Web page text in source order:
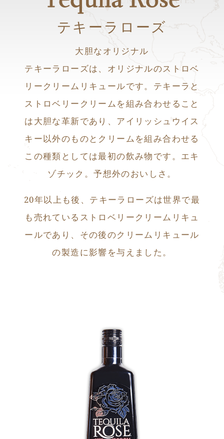
テキーラローズ
大胆なオリジナル
テキーラローズは、オリジナルのストロベ
リークリームリキュールです。テキーラと
ストロベリークリームを組み合わせること
は大胆な革新であり、アイリッシュウイス
キー以外のものとクリームを組み合わせる
この種類としては最初の飲み物です。エキ
ゾチック。予想外のおいしさ。
20年以上も後、テキーラローズは世界で最
も売れているストロベリークリームリキュ
ールであり、その後のクリームリキュール
の製造に影響を与えました。